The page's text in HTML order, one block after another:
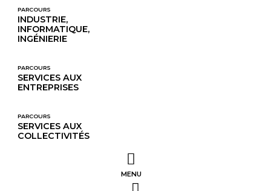
PARCOURS
INDUSTRIE,
INFORMATIQUE,
INGÉNIERIE
PARCOURS
SERVICES AUX
ENTREPRISES
PARCOURS
SERVICES AUX
COLLECTIVITÉS
MENU